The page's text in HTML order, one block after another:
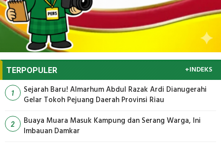
TERPOPULER +INDEKS
1
Sejarah Baru! Almarhum Abdul Razak Ardi Dianugerahi
Gelar Tokoh Pejuang Daerah Provinsi Riau
2
Buaya Muara Masuk Kampung dan Serang Warga, Ini
Imbauan Damkar